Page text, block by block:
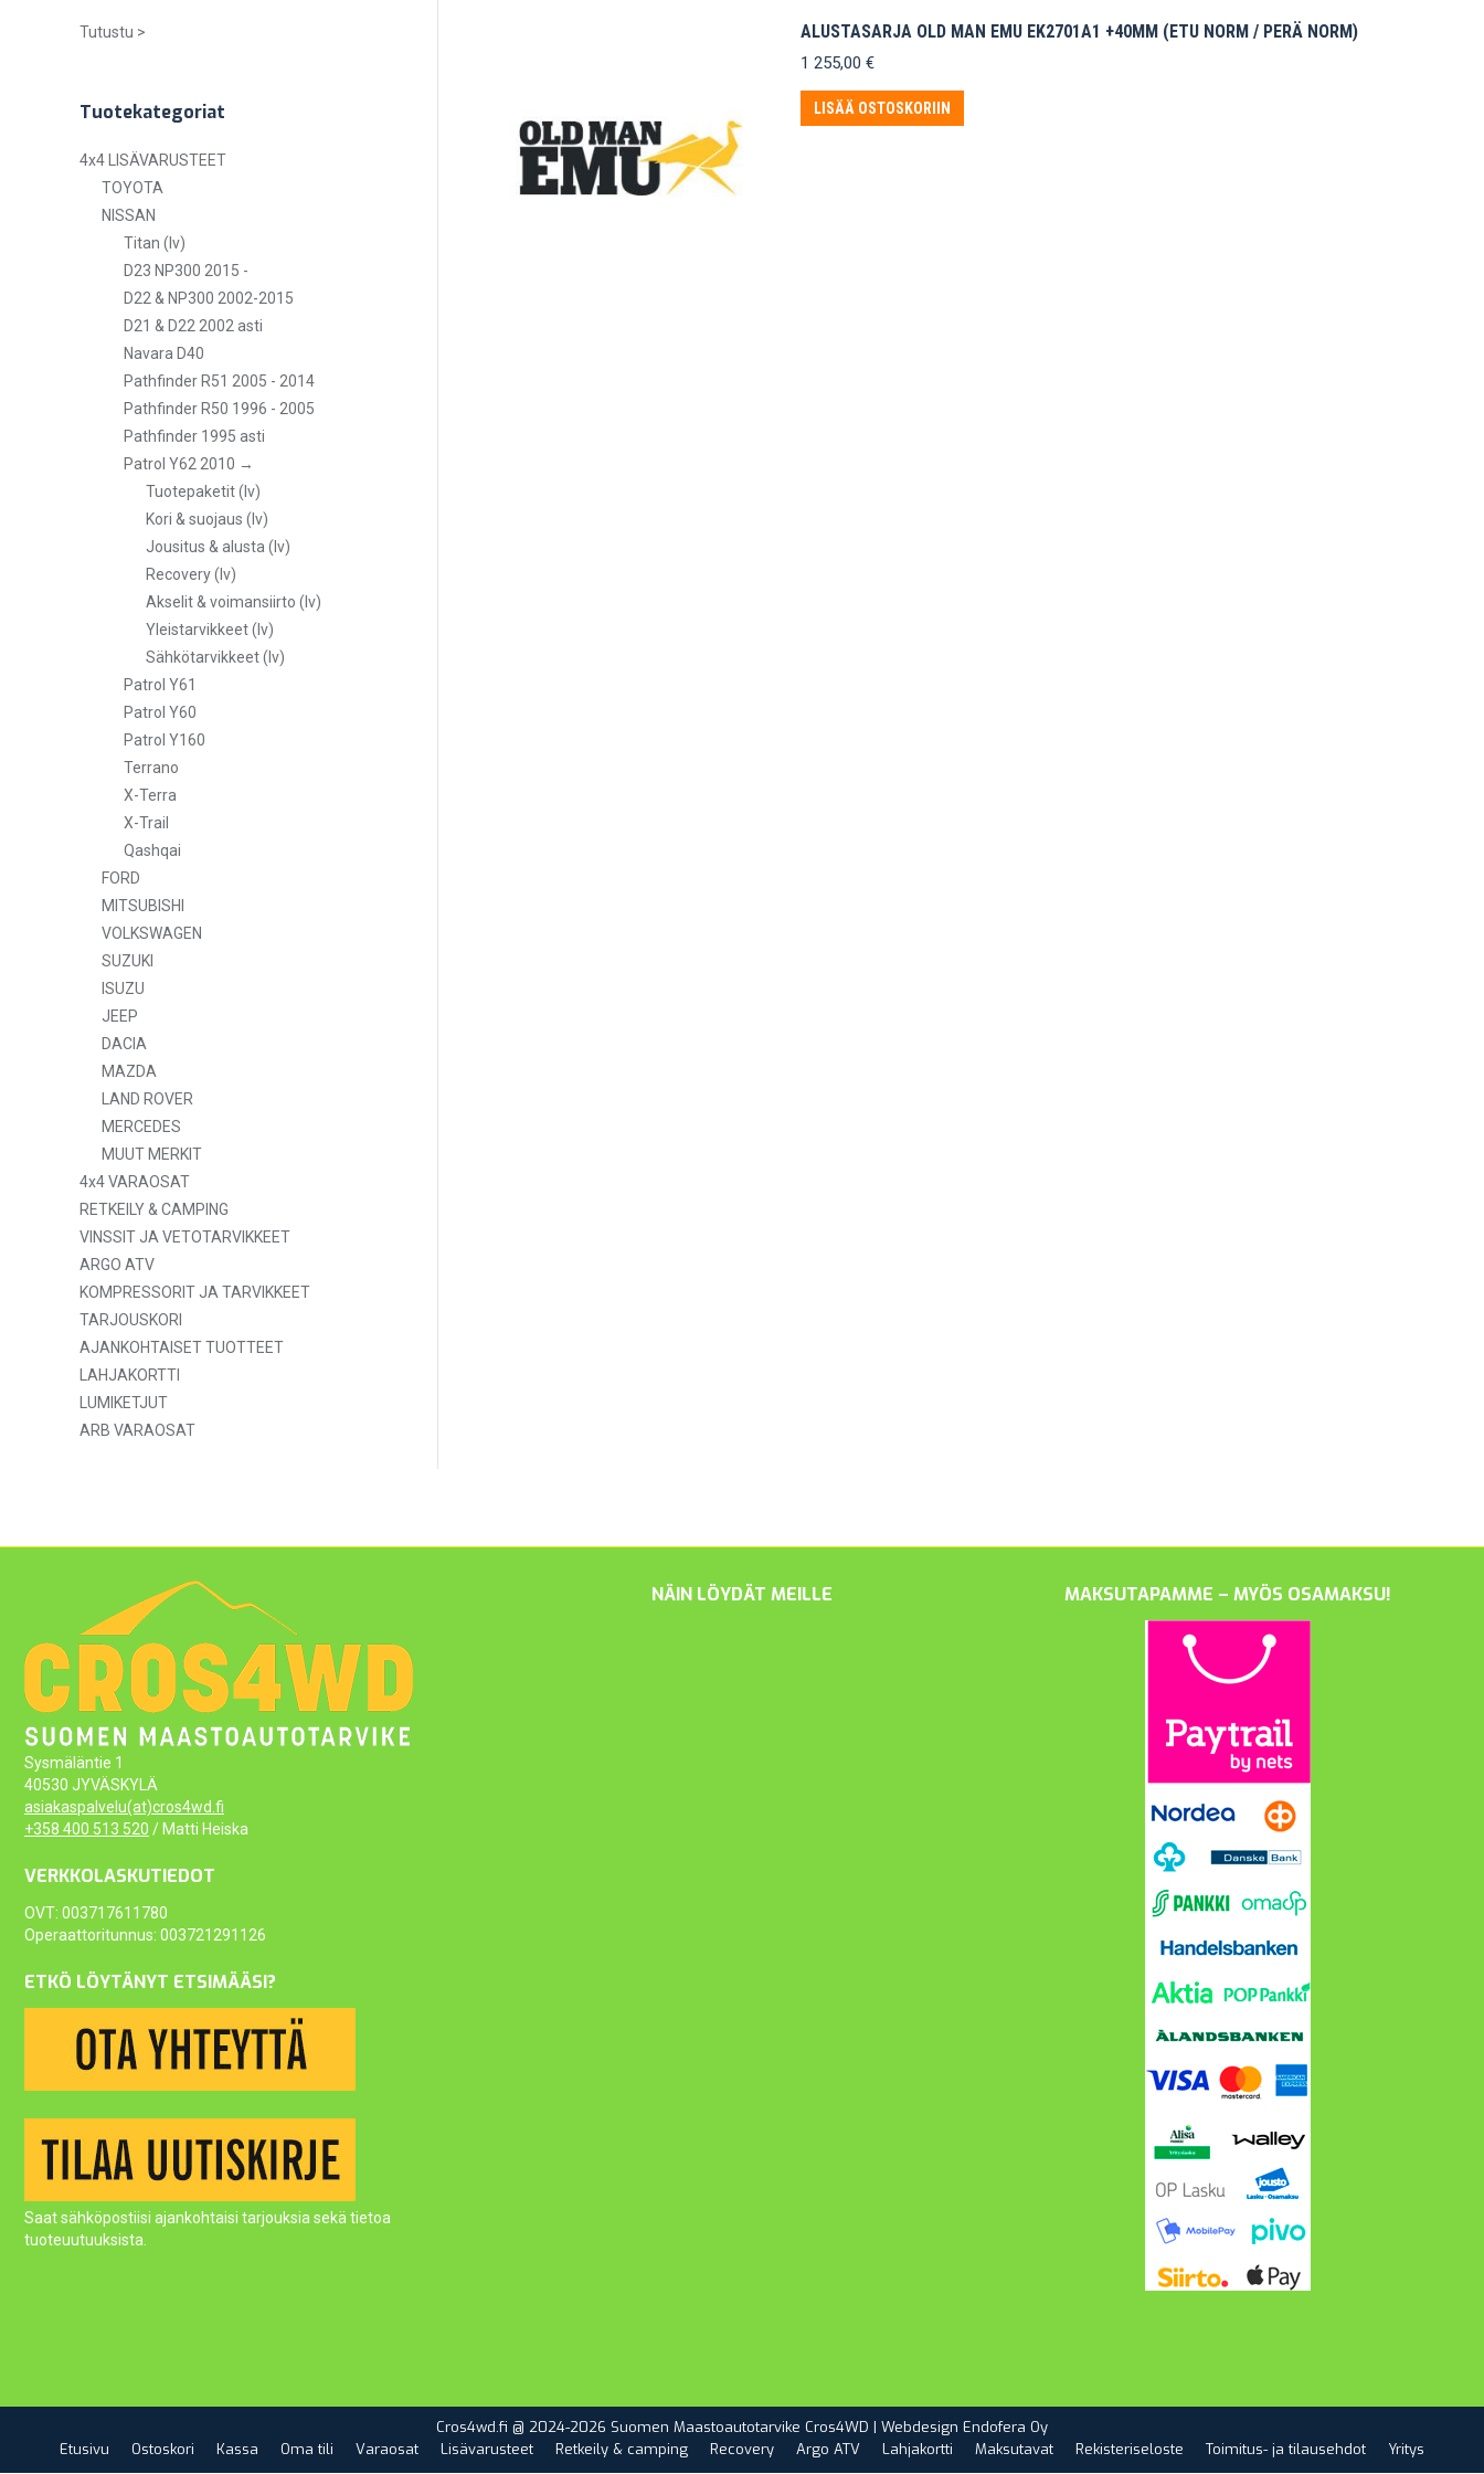
ALUSTASARJA OLD MAN EMU EK2701A1 +40MM (ETU NORM / PERÄ NORM)
1 255,00 €
LISÄÄ OSTOSKORIIN
Tutustu >
Tuotekategoriat
4x4 LISÄVARUSTEET
TOYOTA
NISSAN
Titan (lv)
D23 NP300 2015 -
D22 & NP300 2002-2015
D21 & D22 2002 asti
Navara D40
Pathfinder R51 2005 - 2014
Pathfinder R50 1996 - 2005
Pathfinder 1995 asti
Patrol Y62 2010 →
Tuotepaketit (lv)
Kori & suojaus (lv)
Jousitus & alusta (lv)
Recovery (lv)
Akselit & voimansiirto (lv)
Yleistarvikkeet (lv)
Sähkötarvikkeet (lv)
Patrol Y61
Patrol Y60
Patrol Y160
Terrano
X-Terra
X-Trail
Qashqai
FORD
MITSUBISHI
VOLKSWAGEN
SUZUKI
ISUZU
JEEP
DACIA
MAZDA
LAND ROVER
MERCEDES
MUUT MERKIT
4x4 VARAOSAT
RETKEILY & CAMPING
VINSSIT JA VETOTARVIKKEET
ARGO ATV
KOMPRESSORIT JA TARVIKKEET
TARJOUSKORI
AJANKOHTAISET TUOTTEET
LAHJAKORTTI
LUMIKETJUT
ARB VARAOSAT
Sysmäläntie 1
40530 JYVÄSKYLÄ
asiakaspalvelu(at)cros4wd.fi
+358 400 513 520 / Matti Heiska
VERKKOLASKUTIEDOT
OVT: 003717611780
Operaattoritunnus: 003721291126
ETKÖ LÖYTÄNYT ETSIMÄÄSI?
Saat sähköpostiisi ajankohtaisi tarjouksia sekä tietoa
tuoteuutuuksista.
NÄIN LÖYDÄT MEILLE MAKSUTAPAMME – MYÖS OSAMAKSU!
Cros4wd.fi @ 2024-2026 Suomen Maastoautotarvike Cros4WD | Webdesign Endofera Oy
Etusivu
Ostoskori Kassa Oma tili Varaosat Lisävarusteet Retkeily & camping Recovery Argo ATV Lahjakortti Maksutavat Rekisteriseloste Toimitus- ja tilausehdot Yritys